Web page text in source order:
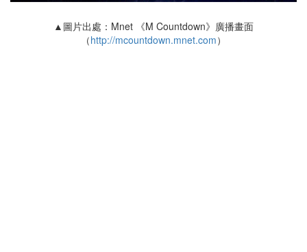
▲圖片出處：Mnet 《M Countdown》廣播畫面
（http://mcountdown.mnet.com）